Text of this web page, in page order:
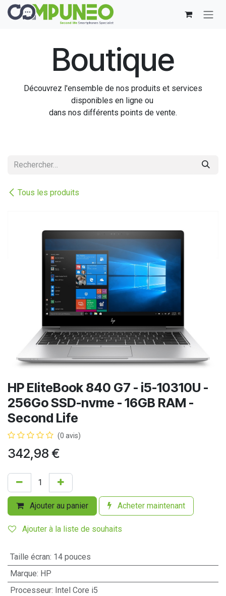
Se rendre au contenu
Boutique
Découvrez l'ensemble de nos produits et services
disponibles en ligne ou
dans nos différents points de vente.
Tous les produits
HP EliteBook 840 G7 - i5-10310U -
256Go SSD-nvme - 16GB RAM -
Second Life
(0 avis)
342,98 €
Ajouter au panier Acheter maintenant
Ajouter à la liste de souhaits
Taille écran: 14 pouces
Marque: HP
Processeur: Intel Core i5